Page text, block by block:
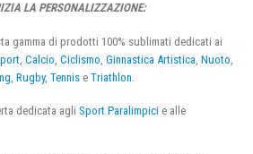
LA PERSONALIZZAZIONE:
gamma di prodotti 100% sublimati dedicati ai
Calcio Ciclismo Ginnastica Artistica Nuoto
Rugby, Tennis e Triathlon
dedicata agli Sport Paralimpici e alle